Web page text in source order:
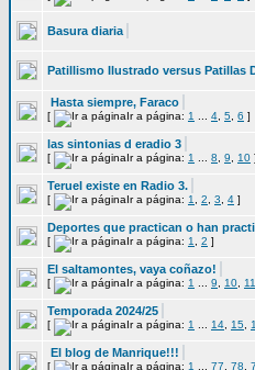
Basura diaria
Patillismo Ilustrado versus Patillas
Hasta siempre, Faraco
[ Ir a página: 1 4 5 6 ]
las sintonias d eradio 3
[ Ir a página: 1 8 9 10 ]
Teruel existe en Radio 3.
[ Ir a página: 1 2 3 4 ]
Deportes que practican o han
[ Ir a página: 1 2 ]
El saltamontes, vaya coñazo!
[ Ir a página: 1 9 10 11
Temporada 2024/25
[ Ir a página: 1 14 15
El blog de Manrique!!!
[ Ir a página: 1 77 78